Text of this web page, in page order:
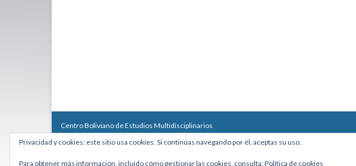
Centro Boliviano de Estudios Multidisciplinarios
Calle Macario Pinilla # 2588 esq. Av. Arce, Edificio Arcadia, Mezzanine, Of. 101 - La Paz, Bolivia
Teléfono: +591 2431818 - Celular: +591 73027636
Privacidad y cookies: este sitio usa cookies. Si continúas navegando por él, aceptas su uso.
Para obtener más información, incluido cómo gestionar las cookies, consulta:Política de cookies